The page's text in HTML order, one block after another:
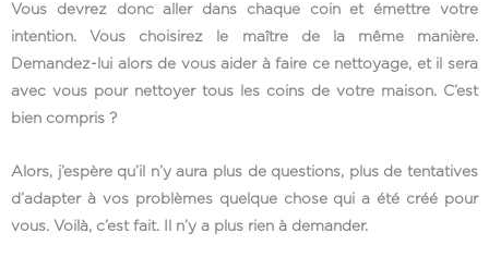
Vous devrez donc aller dans chaque coin et émettre votre
intention. Vous choisirez le maître de la même manière.
Demandez-lui alors de vous aider à faire ce nettoyage, et il sera
avec vous pour nettoyer tous les coins de votre maison. C’est
bien compris ?
Alors, j’espère qu’il n’y aura plus de questions, plus de tentatives
d’adapter à vos problèmes quelque chose qui a été créé pour
vous. Voilà, c’est fait. Il n’y a plus rien à demander.